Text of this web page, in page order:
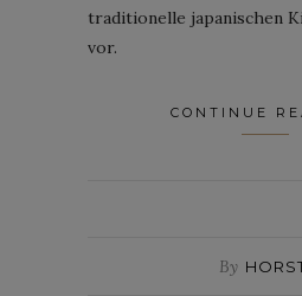
traditionelle japanischen
vor.
CONTINUE
By